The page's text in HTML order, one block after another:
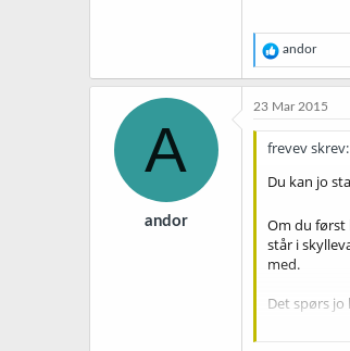
R
e
a
k
j
o
e
:
andor
A
andor
23 Mar 2015
frevev skrev:
Du kan jo
Om du først
står i
med.
Det spørs